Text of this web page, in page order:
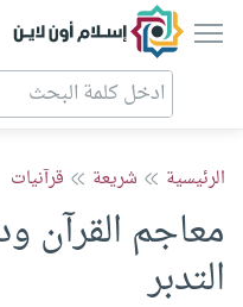
إسلام أون لاين
الرئيسية شريعة قرآنيات
معاجم القرآن
التدبر